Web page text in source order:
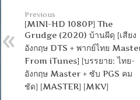
Previous
[MINI-HD 1080P] The
Grudge (2020) บ้านผีดุ [เสียง
อังกฤษ DTS + พากย์ไทย
From iTunes] [บรรยาย: ไทย-
อังกฤษ Master + ซับ PGS คม
ชัด] [MASTER] [MKV]